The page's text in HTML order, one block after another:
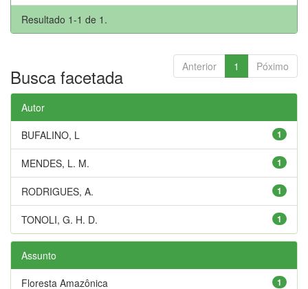
Resultado 1-1 de 1.
Anterior 1 Póximo
Busca facetada
Autor
1
BUFALINO, L
1
MENDES, L. M.
1
RODRIGUES, A.
1
TONOLI, G. H. D.
Assunto
1
Floresta Amazônica